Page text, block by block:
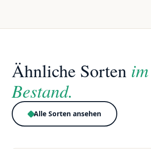
Ähnliche Sorten im
Bestand.
Alle Sorten ansehen